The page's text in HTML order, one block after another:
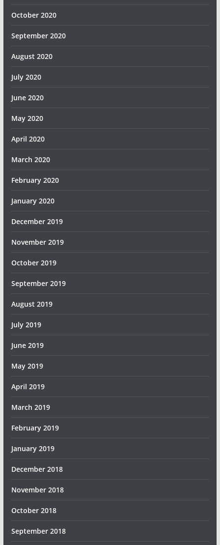
October 2020
September 2020
August 2020
July 2020
June 2020
May 2020
April 2020
March 2020
February 2020
January 2020
December 2019
November 2019
October 2019
September 2019
August 2019
July 2019
June 2019
May 2019
April 2019
March 2019
February 2019
January 2019
December 2018
November 2018
October 2018
September 2018